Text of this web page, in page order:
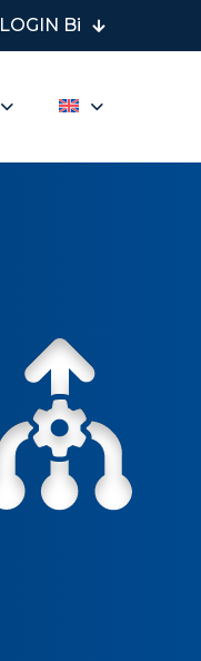
LOGIN Bi